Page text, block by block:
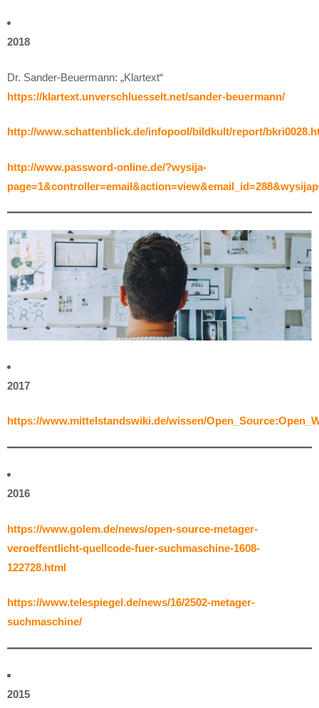
2018
Dr. Sander-Beuermann: „Klartext“
https://klartext.unverschluesselt.net/sander-beuermann/
http://www.schattenblick.de/infopool/bildkult/report/
http://www.password-online.de/?wysija-
2017
https://www.mittelstandswiki.de/wissen/
2016
https://www.golem.de/news/open-source-metager-
veroeffentlicht-quellcode-fuer-suchmaschine-1608-
122728.html
https://www.telespiegel.de/news/16/2502-metager-
suchmaschine/
2015